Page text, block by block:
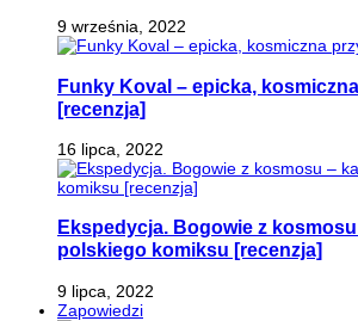
9 września, 2022
Funky Koval – epicka,
[recenzja]
16 lipca, 2022
Ekspedycja. Bogowie z
polskiego komiksu [recenzja]
9 lipca, 2022
Zapowiedzi